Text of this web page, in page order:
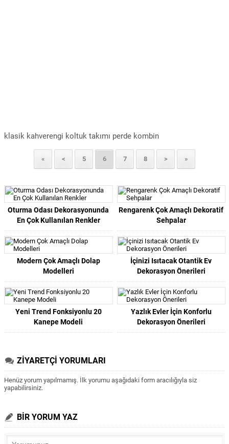
klasik kahverengi koltuk takımı perde kombin
« < 5 6 7 8 > »
Oturma Odası Dekorasyonunda
En Çok Kullanılan Renkler
Rengarenk Çok Amaçlı Dekoratif
Sehpalar
Modern Çok Amaçlı Dolap
Modelleri
İçinizi Isıtacak Otantik Ev
Dekorasyon Önerileri
Yeni Trend Fonksiyonlu 20
Kanepe Modeli
Yazlık Evler İçin Konforlu
Dekorasyon Önerileri
ZİYARETÇİ YORUMLARI
Henüz yorum yapılmamış. İlk yorumu aşağıdaki form aracılığıyla siz
yapabilirsiniz.
BİR YORUM YAZ